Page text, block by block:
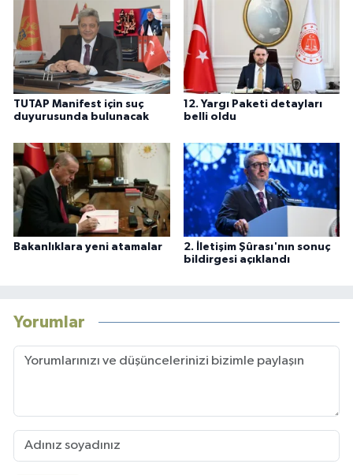
TUTAP Manifest için suç
duyurusunda bulunacak
12. Yargı Paketi detayları
belli oldu
Bakanlıklara yeni atamalar
2. İletişim Şûrası'nın sonuç
bildirgesi açıklandı
Yorumlar